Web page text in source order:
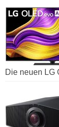
Die neuen LG